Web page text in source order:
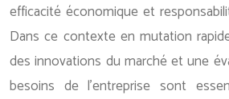
efficacité économique et
Dans ce contexte en mutation
des innovations du marché et une
besoins de l’entreprise sont